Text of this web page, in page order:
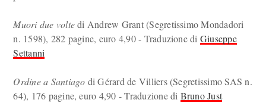
Muori due voltedi Andrew Grant (Segretissimo Mondadori
n. 1598), 282 pagine, euro 4,90 - Traduzione di Giuseppe
Settanni
Ordine a Santiago di Gérard de Villiers (Segretissimo SAS n.
64), 176 pagine, euro 4,90 - Traduzione di Bruno Just